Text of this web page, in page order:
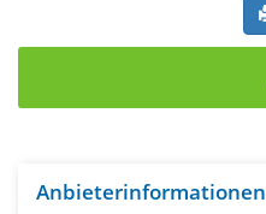
Anbieterinformationen